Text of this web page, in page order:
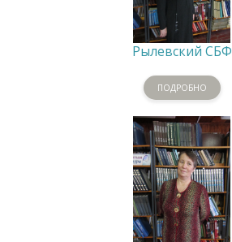
Рылевский СБФ
ПОДРОБНО